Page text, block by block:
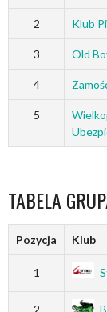
2 Klub
3 Old
4
5
TABELA
Pozycja Klub
1
2